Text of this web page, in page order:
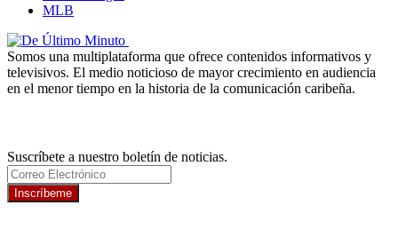
MLB
Somos una multiplataforma que ofrece contenidos informativos y
televisivos. El medio noticioso de mayor crecimiento en audiencia
en el menor tiempo en la historia de la comunicación caribeña.
Suscríbete a nuestro boletín de noticias.
Inscríbeme